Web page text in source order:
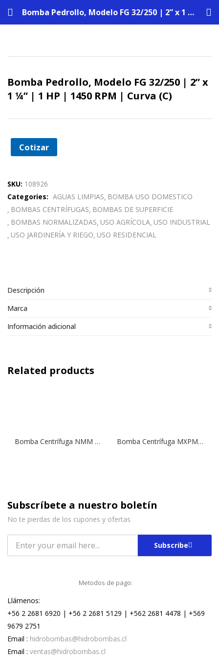
Bomba Pedrollo, Modelo FG 32/250 | 2” x 1 ¼” | 1 HP | 1450 RPM | Curva (C)
Bomba Pedrollo, Modelo FG 32/250 | 2” x
1 ¼” | 1 HP | 1450 RPM | Curva (C)
Cotizar
SKU: 108926
Categories: AGUAS LIMPIAS BOMBA USO DOMESTICO
BOMBAS CENTRÍFUGAS BOMBAS DE SUPERFICIE
BOMBAS NORMALIZADAS USO AGRÍCOLA USO INDUSTRIAL
USO JARDINERÍA Y RIEGO USO RESIDENCIAL
Descripción
Marca
Información adicional
Related products
Bomba Centrífuga NMM 2/A | 1,0 HP | 220 V. Bomba Centrífuga MXPM 403 | 0,75 HP | 220 V.
Subscríbete a nuestro boletín
No te pierdas de los cupones y ofertas
Subscribe
Metodos de pago:
Llámenos:
+56 2 2681 6920 | +56 2 2681 5129 | +562 2681 4478 | +569
9679 2751
Email : hidrobombas@hidrobombas.cl
Email : ventas@hidrobombas.cl